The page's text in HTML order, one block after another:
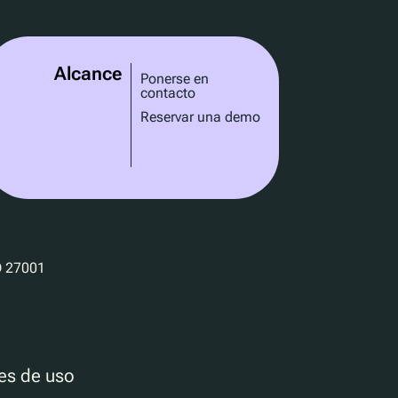
Alcance
Ponerse en
contacto
Reservar una demo
de uso